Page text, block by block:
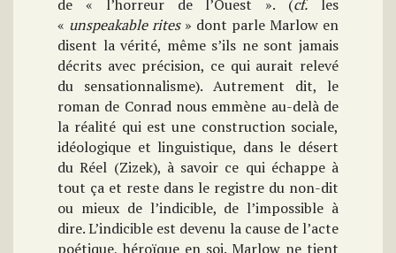
de « l’horreur de l’Ouest ». (cf. les
« unspeakable rites » dont parle Marlow en
disent la vérité, même s’ils ne sont jamais
décrits avec précision, ce qui aurait relevé
du sensationnalisme). Autrement dit, le
roman de Conrad nous emmène au-delà de
la réalité qui est une construction sociale,
idéologique et linguistique, dans le désert
du Réel (Zizek), à savoir ce qui échappe à
tout ça et reste dans le registre du non-dit
ou mieux de l’indicible, de l’impossible à
dire. L’indicible est devenu la cause de l’acte
poétique, héroïque en soi. Marlow ne tient